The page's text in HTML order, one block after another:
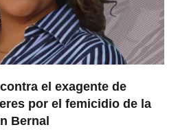
el exagente de
por el femicidio de la
Bernal